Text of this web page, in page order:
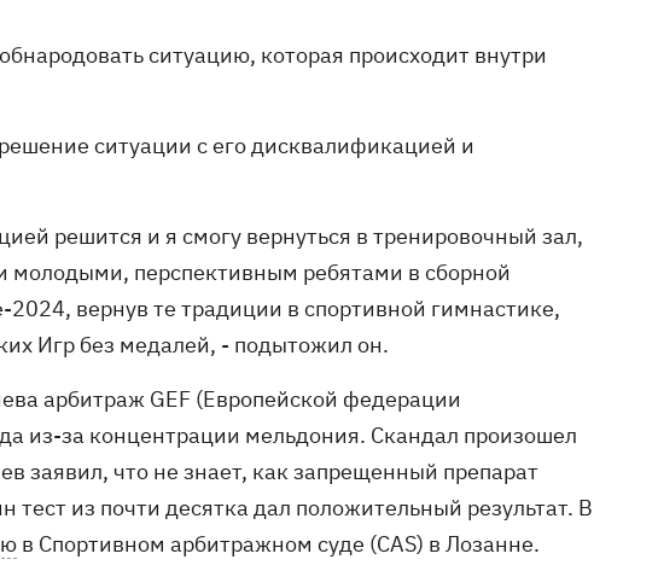
ситуацию, которая происходит внутри
ситуации с его дисквалификацией и
решится и я смогу вернуться в тренировочный зал,
перспективным ребятами в сборной
вернув те традиции в спортивной гимнастике,
Игр без медалей, - подытожил он.
арбитраж GEF (Европейской федерации
из-за концентрации мельдония. Скандал произошел
заявил, что не знает, как запрещенный препарат
тест из почти десятка дал положительный результат. В
в Спортивном арбитражном суде (CAS) в Лозанне.